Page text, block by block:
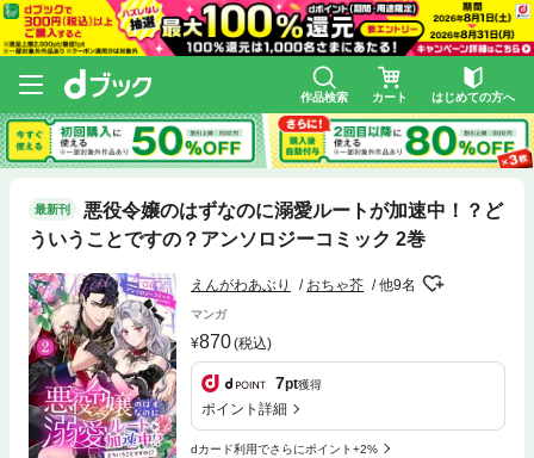
作品検索 カート はじめての方へ
最新刊
悪役令嬢のはずなのに溺愛ルートが加速中！？ど
ういうことですの？アンソロジーコミック 2巻
えんがわあぶり おちゃ芥 他9名
マンガ
870(税込)
7pt獲得
ポイント詳細
dカード利用でさらにポイント+2%